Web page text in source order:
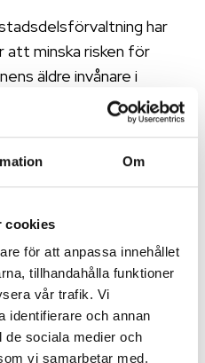
Om
cookies
för att anpassa innehållet
tillhandahålla funktioner
vår trafik. Vi
identifierare och annan
de sociala medier och
vi samarbetar med.
har
minska risken för
äldre invånare i
med hjälp av
och aktiv
hos äldre,
för äldre herrar och
om ”bra mat för
på hur man får en
till bra mat i dessa